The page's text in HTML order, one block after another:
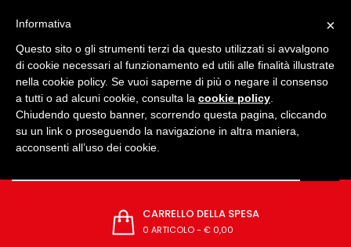
CARRELLO DELLA SPESA
0 ARTICOLO- € 0,00
×
Informativa
Questo sito o gli strumenti terzi da questo utilizzati si avvalgono
di cookie necessari al funzionamento ed utili alle finalità illustrate
nella cookie policy. Se vuoi saperne di più o negare il consenso
a tutti o ad alcuni cookie, consulta la cookie policy
Chiudendo questo banner, scorrendo questa pagina, cliccando
su un link o proseguendo la navigazione in altra maniera,
acconsenti all’uso dei cookie.